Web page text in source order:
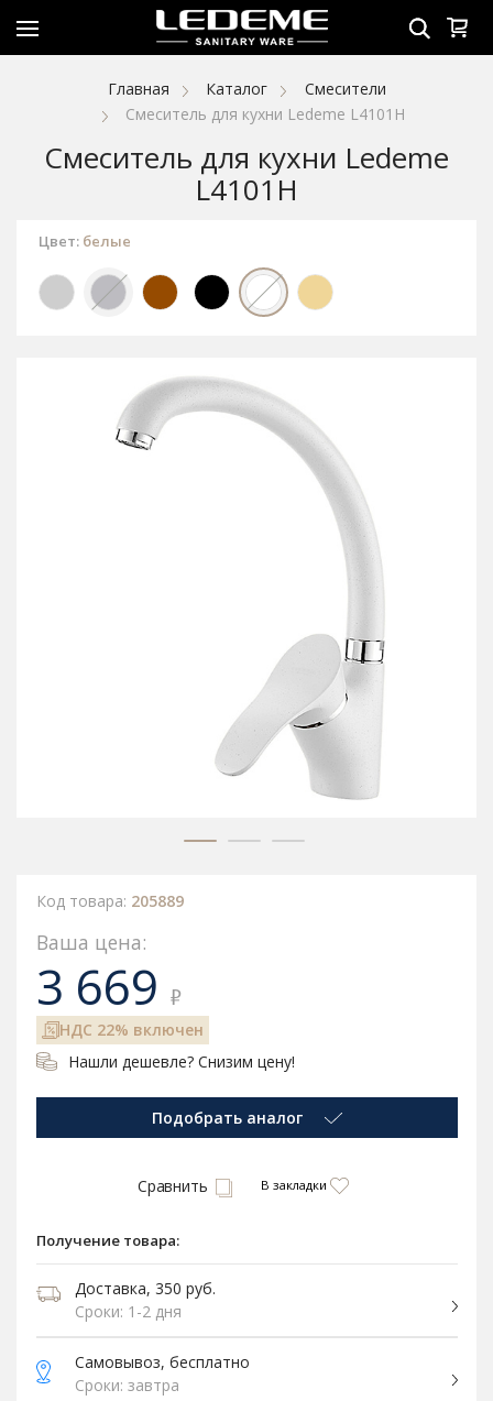
Главная Каталог
Смесители
Смеситель для кухни Ledeme L4101H
Смеситель для кухни Ledeme
L4101H
Цвет: белые
Код товара: 205889
Ваша цена:
3 669 ₽
НДС 22% включен
Нашли дешевле? Снизим цену!
Подобрать аналог
Сравнить В закладки
Получение товара:
Доставка, 350 руб.
Сроки: 1-2 дня
Самовывоз, бесплатно
Сроки: завтра